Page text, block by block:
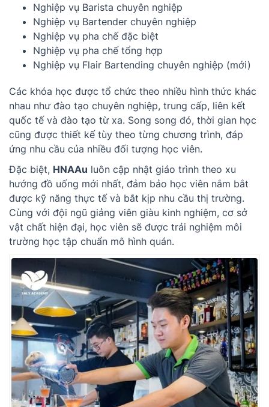
Nghiệp vụ Barista chuyên nghiệp
Nghiệp vụ Bartender chuyên nghiệp
Nghiệp vụ pha chế đặc biệt
Nghiệp vụ pha chế tổng hợp
Nghiệp vụ Flair Bartending chuyên nghiệp (mới)
Các khóa học được tổ chức theo nhiều hình thức khác
nhau như đào tạo chuyên nghiệp, trung cấp, liên kết
quốc tế và đào tạo từ xa. Song song đó, thời gian học
cũng được thiết kế tùy theo từng chương trình, đáp
ứng nhu cầu của nhiều đối tượng học viên.
Đặc biệt, HNAAu luôn cập nhật giáo trình theo xu
hướng đồ uống mới nhất, đảm bảo học viên nắm bắt
được kỹ năng thực tế và bắt kịp nhu cầu thị trường.
Cùng với đội ngũ giảng viên giàu kinh nghiệm, cơ sở
vật chất hiện đại, học viên sẽ được trải nghiệm môi
trường học tập chuẩn mô hình quán.